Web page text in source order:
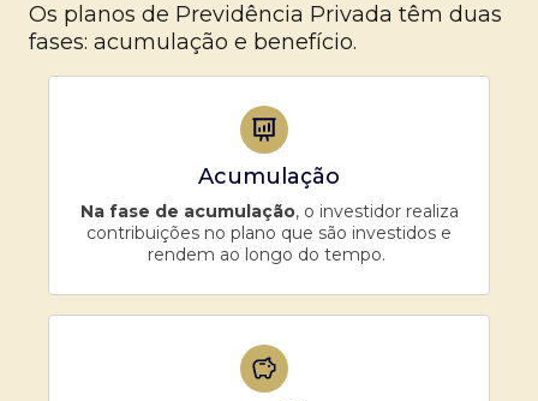
Os planos de Previdência Privada têm duas
fases: acumulação e benefício.
Acumulação
Na fase de acumulação, o investidor realiza
contribuições no plano que são investidos e
rendem ao longo do tempo.